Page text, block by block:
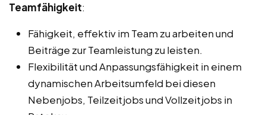
Teamfähigkeit:
Fähigkeit, effektiv im Team zu arbeiten und
Beiträge zur Teamleistung zu leisten.
Flexibilität und Anpassungsfähigkeit in einem
dynamischen Arbeitsumfeld bei diesen
Nebenjobs, Teilzeitjobs und Vollzeitjobs in